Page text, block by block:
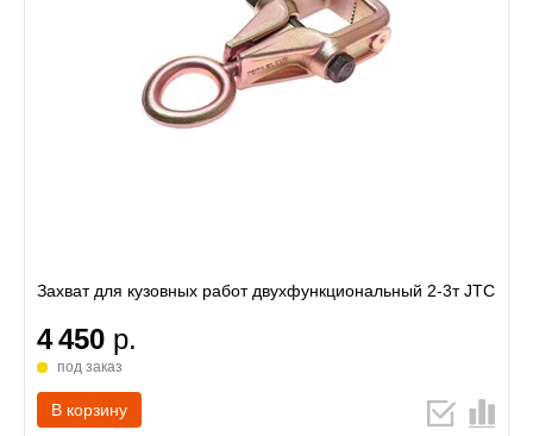
Захват для кузовных работ двухфункциональный 2-3т JTC
4 450 р.
под заказ
В корзину